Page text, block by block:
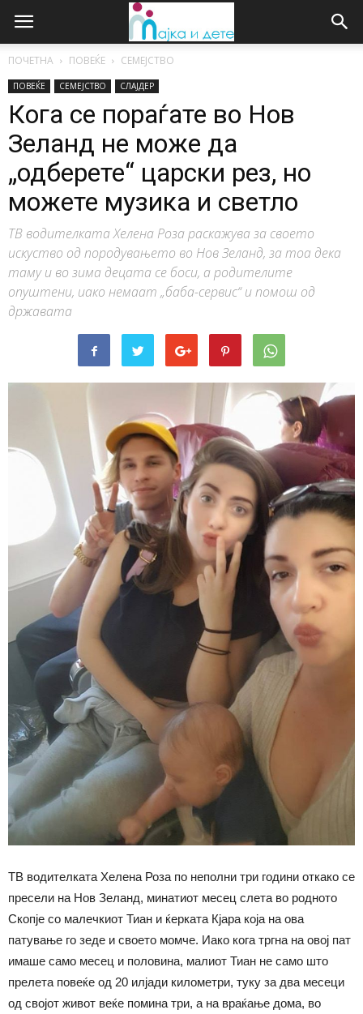
ПОЧЕТНА ПОВЕЌЕ СЕМЕЈСТВО
ПОВЕЌЕ СЕМЕЈСТВО СЛАЈДЕР
Кога се пораѓате во Нов
Зеланд не може да
„одберете“ царски рез, но
можете музика и светло
ТВ водителката Хелена Роза раскажува за своето
искуство од породувањето во Нов Зеланд, за тоа дека
таму и во зима децата се боси, а родителите
опуштени, иако немаат „баба-сервис“ и помош од
државата
ТВ водителката Хелена Роза по неполни три години откако се
пресели на Нов Зеланд, минатиот месец слета во родното
Скопје со малечкиот Тиан и ќерката Кјара која на ова
патување го зеде и своето момче. Иако кога тргна на овој пат
имаше само месец и половина, малиот Тиан не само што
прелета повеќе од 20 илјади километри, туку за два месеци
од својот живот веќе помина три, а на враќање дома, во